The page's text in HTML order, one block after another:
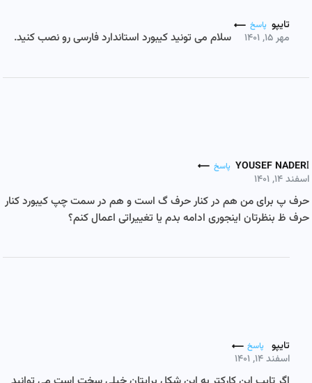
تایپو پاسخ
مهر ۱۵, ۱۴۰۱ سلام می تونید کیبورد استاندارد فارسی رو نصب کنید.
YOUSEF NADERI پاسخ
اسفند ۱۴, ۱۴۰۱
حرف پ برای من هم در کنار حرف گ است و هم در سمت چپ کیبورد کنار
حرف ظ بنظرتان اینجوری ادامه بدم یا تغییراتی اعمال کنم؟
تایپو پاسخ
اسفند ۱۴, ۱۴۰۱